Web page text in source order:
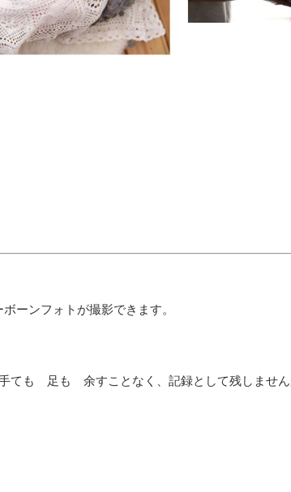
ーンフォトが撮影できます。
も 足も 余すことなく、記録として残しませ